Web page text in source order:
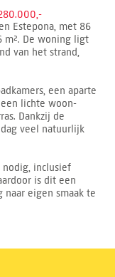
280.000,-
Estepona, met 86
m². De woning ligt
van het strand,
een aparte
lichte woon-
Dankzij de
veel natuurlijk
inclusief
is dit een
eigen smaak te